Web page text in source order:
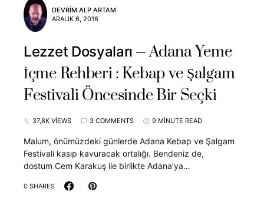
DEVRIM ALP ARTAM
ARALIK 6, 2016
Lezzet Dosyaları
Adana Yeme
İçme Rehberi : Kebap ve Şalgam
Festivali Öncesinde Bir Seçki
37,8K VIEWS 3 COMMENTS 9 MINUTE READ
Malum, önümüzdeki günlerde Adana Kebap ve Şalgam
Festivali kasıp kavuracak ortalığı. Bendeniz de,
dostum Cem Karakuş ile birlikte Adana’ya…
0 SHARES